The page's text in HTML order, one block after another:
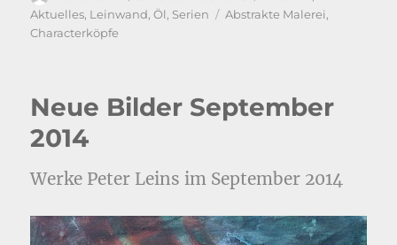
am
Aktuelles, Leinwand,Öl, Serien Schlagwörter
Abstrakte Malerei,
Characterköpfe
Neue Bilder September
2014
Werke Peter Leins im September 2014